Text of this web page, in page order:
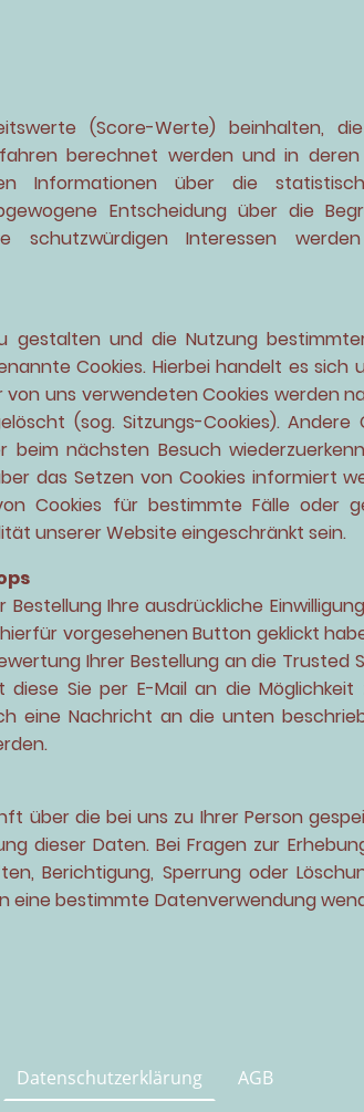
(Score-Werte) beinhalten,
berechnet werden und in
Informationen über die
Entscheidung über die
schutzwürdigen Interessen
und die Nutzung
Cookies. Hierbei handelt es sich
uns verwendeten Cookies werden
(sog. Sitzungs-Cookies).
nächsten Besuch
das Setzen von Cookies informiert
Cookies für bestimmte Fälle oder
unserer Website eingeschränkt sein.
Ihre ausdrückliche
vorgesehenen Button geklickt
Ihrer Bestellung an die Trusted
diese Sie per E-Mail an die
eine Nachricht an die unten
über die bei uns zu Ihrer Person
dieser Daten. Bei Fragen zur
Berichtigung, Sperrung oder
eine bestimmte Datenverwendung
Datenschutzerklärung AGB